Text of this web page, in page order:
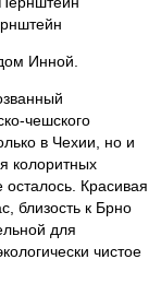
Инной.
чешского
в Чехии, но и
колоритных
осталось. Красивая
близость к Брно
для
чистое